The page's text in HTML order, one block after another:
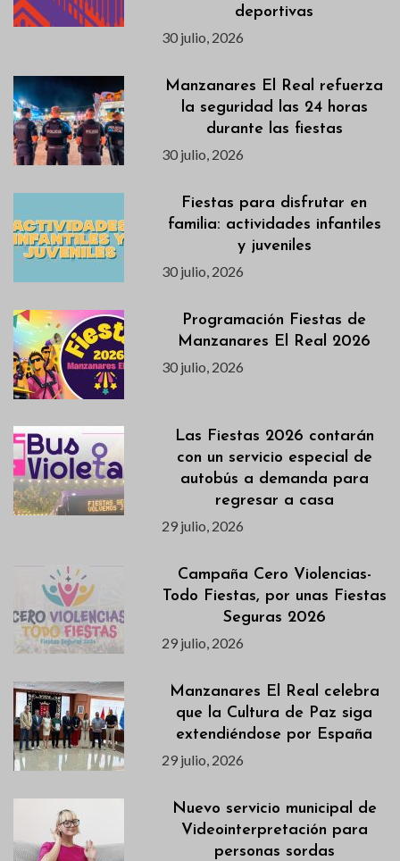
deportivas
30 julio, 2026
Manzanares El Real refuerza
la seguridad las 24 horas
durante las fiestas
30 julio, 2026
Fiestas para disfrutar en
familia: actividades infantiles
y juveniles
30 julio, 2026
Programación Fiestas de
Manzanares El Real 2026
30 julio, 2026
Las Fiestas 2026 contarán
con un servicio especial de
autobús a demanda para
regresar a casa
29 julio, 2026
Campaña Cero Violencias-
Todo Fiestas, por unas Fiestas
Seguras 2026
29 julio, 2026
Manzanares El Real celebra
que la Cultura de Paz siga
extendiéndose por España
29 julio, 2026
Nuevo servicio municipal de
Videointerpretación para
personas sordas